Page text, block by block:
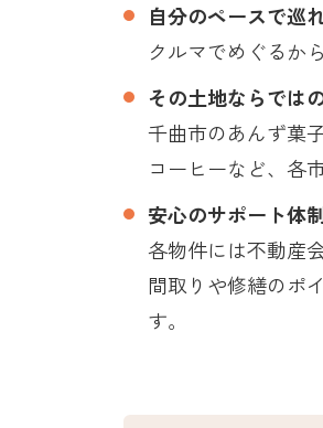
自分のペースで巡
クルマでめぐるか
その土地ならでは
千曲市のあんず菓
コーヒーなど、各
安心のサポート体
各物件には不動産
間取りや修繕のポ
す。